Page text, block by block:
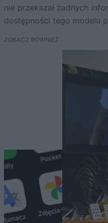
nie przekazał żadnych
dostępności tego modelu
ZOBACZ RÓWNIEŻ